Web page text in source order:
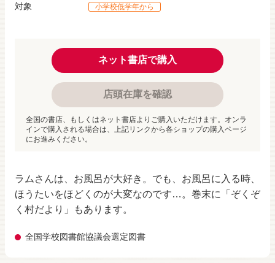
ラムさんは、お風呂が大好き。でも、お風呂に入る時、
ほうたいをほどくのが大変なのです…。巻末に「ぞくぞ
く村だより」もあります。
全国学校図書館協議会選定図書
対象
小学校低学年から
ネット書店で購入
店頭在庫を確認
全国の書店、もしくはネット書店よりご購入いただけます。オンラ
インで購入される場合は、上記リンクから各ショップの購入ページ
にお進みください。